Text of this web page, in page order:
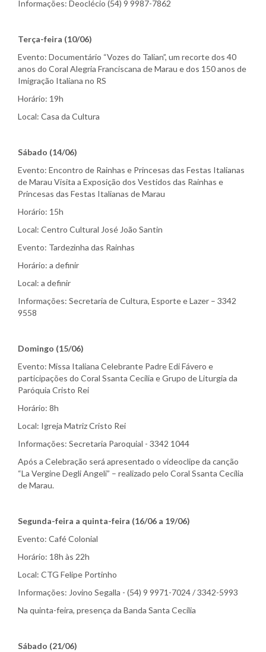
Informações: Deoclécio (54) 9 9987-7862
Terça-feira (10/06)
Evento: Documentário “Vozes do Talian”, um recorte dos 40
anos do Coral Alegria Franciscana de Marau e dos 150 anos de
Imigração Italiana no RS
Horário: 19h
Local: Casa da Cultura
Sábado (14/06)
Evento: Encontro de Rainhas e Princesas das Festas Italianas
de Marau Visita a Exposição dos Vestidos das Rainhas e
Princesas das Festas Italianas de Marau
Horário: 15h
Local: Centro Cultural José João Santin
Evento: Tardezinha das Rainhas
Horário: a definir
Local: a definir
Informações: Secretaria de Cultura, Esporte e Lazer – 3342
9558
Domingo (15/06)
Evento: Missa Italiana Celebrante Padre Edi Fávero e
participações do Coral Ssanta Cecília e Grupo de Liturgia da
Paróquia Cristo Rei
Horário: 8h
Local: Igreja Matriz Cristo Rei
Informações: Secretaria Paroquial - 3342 1044
Após a Celebração será apresentado o videoclipe da canção
“La Vergine Degli Angeli” – realizado pelo Coral Ssanta Cecília
de Marau.
Segunda-feira a quinta-feira (16/06 a 19/06)
Evento: Café Colonial
Horário: 18h às 22h
Local: CTG Felipe Portinho
Informações: Jovino Segalla - (54) 9 9971-7024 / 3342-5993
Na quinta-feira, presença da Banda Santa Cecília
Sábado (21/06)